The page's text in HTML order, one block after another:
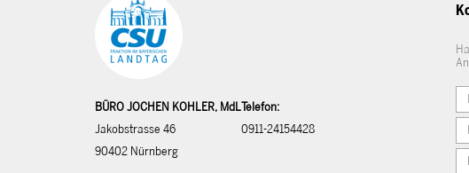
BÜRO JOCHEN KOHLER, MdL
Jakobstrasse 46
90402 Nürnberg
Telefon:
0911-24154428